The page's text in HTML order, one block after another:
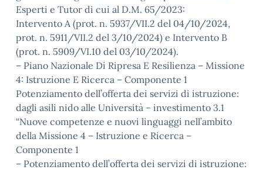
Esperti e Tutor di cui al D.M. 65/2023:
Intervento A (prot. n. 5937/VII.2 del 04/10/2024,
prot. n. 5911/VII.2 del 3/10/2024) e Intervento B
(prot. n. 5909/VI.10 del 03/10/2024).
– Piano Nazionale Di Ripresa E Resilienza – Missione
4: Istruzione E Ricerca – Componente 1
Potenziamento dell’offerta dei servizi di istruzione:
dagli asili nido alle Università – investimento 3.1
“Nuove competenze e nuovi linguaggi nell’ambito
della Missione 4 – Istruzione e Ricerca –
Componente 1
– Potenziamento dell’offerta dei servizi di istruzione: